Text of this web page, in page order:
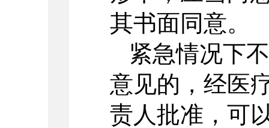
其书面同意。
紧急情况下
意见的，经医
责人批准，可